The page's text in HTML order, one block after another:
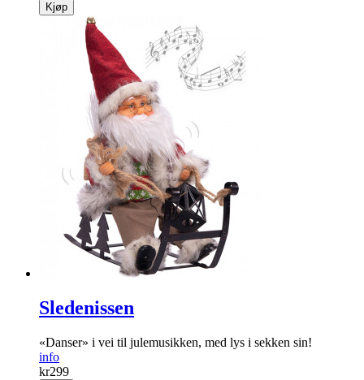
Kjøp
Sledenissen
«Danser» i vei til jule­musikken, med lys i sekken sin!
info
kr299